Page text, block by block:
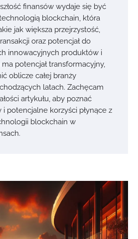
finansów wydaje się być
blockchain, która
jak większa przejrzystość,
oraz potencjał do
innowacyjnych produktów i
potencjał transformacyjny,
oblicze całej branży
latach. Zachęcam
artykułu, aby poznać
i potencjalne korzyści płynące z
blockchain w